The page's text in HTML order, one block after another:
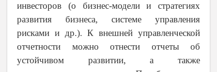
инвесторов (о бизнес-модели и стратегиях
развития бизнеса, системе управления
рисками и др.). К внешней управленческой
отчетности можно отнести отчеты об
устойчивом развитии, а также